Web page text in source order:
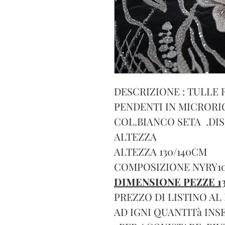
DESCRIZIONE : TULLE
PENDENTI IN
COL.BIANCO SETA
ALTEZZA
ALTEZZA 130/140CM
COMPOSIZIONE
DIMENSIONE PEZZE
PREZZO DI LISTINO AL
AD IGNI QUANTITà